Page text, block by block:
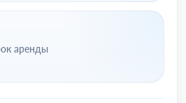
аренды